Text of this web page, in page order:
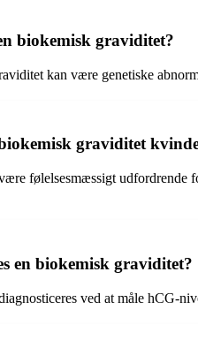
biokemisk graviditet?
kan være genetiske
graviditet
følelsesmæssigt udfordrende
en biokemisk graviditet?
ved at måle hCG-